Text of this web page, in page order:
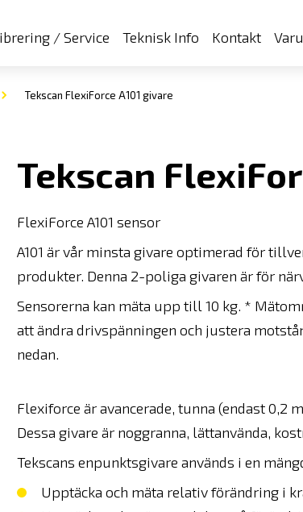
/ Service Teknisk Info Kontakt
Tekscan FlexiForce A101 givare
Tekscan
FlexiForce A101 sensor
A101 är vår minsta givare optimerad för
produkter. Denna 2-poliga givaren är för
Sensorerna kan mäta upp till 10 kg. *
att ändra drivspänningen och justera
nedan.
Flexiforce är avancerade, tunna (endast 0,2
Dessa givare är noggranna, lättanvända,
Tekscans enpunktsgivare används i en
Upptäcka och mäta relativ förändring i